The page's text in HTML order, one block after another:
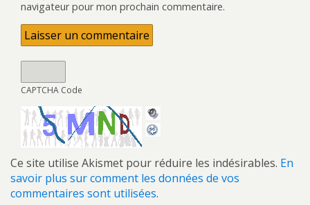
navigateur pour mon prochain commentaire.
CAPTCHA Code
Ce site utilise Akismet pour réduire les indésirables. En
savoir plus sur comment les données de vos
commentaires sont utilisées.